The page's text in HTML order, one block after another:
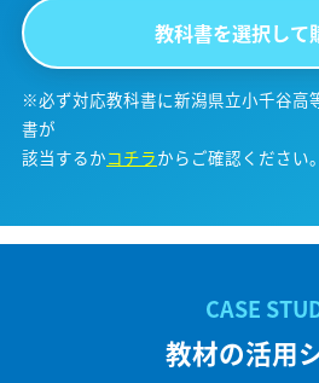
教科書を選択して
※必ず対応教科書に新潟県立小千谷高
書が
該当するかコチラからご確認ください。
教材の活用